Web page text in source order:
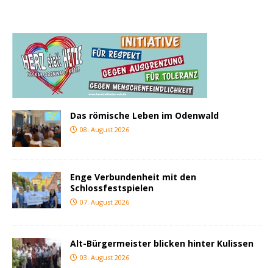
Das römische Leben im Odenwald
08. August 2026
Enge Verbundenheit mit den
Schlossfestspielen
07. August 2026
Alt-Bürgermeister blicken hinter Kulissen
03. August 2026